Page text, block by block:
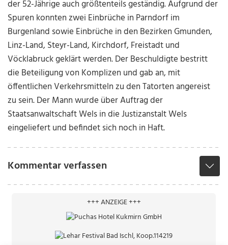
der 52-Jährige auch größtenteils geständig. Aufgrund der
Spuren konnten zwei Einbrüche in Parndorf im
Burgenland sowie Einbrüche in den Bezirken Gmunden,
Linz-Land, Steyr-Land, Kirchdorf, Freistadt und
Vöcklabruck geklärt werden. Der Beschuldigte bestritt
die Beteiligung von Komplizen und gab an, mit
öffentlichen Verkehrsmitteln zu den Tatorten angereist
zu sein. Der Mann wurde über Auftrag der
Staatsanwaltschaft Wels in die Justizanstalt Wels
eingeliefert und befindet sich noch in Haft.
Kommentar verfassen
+++ ANZEIGE +++